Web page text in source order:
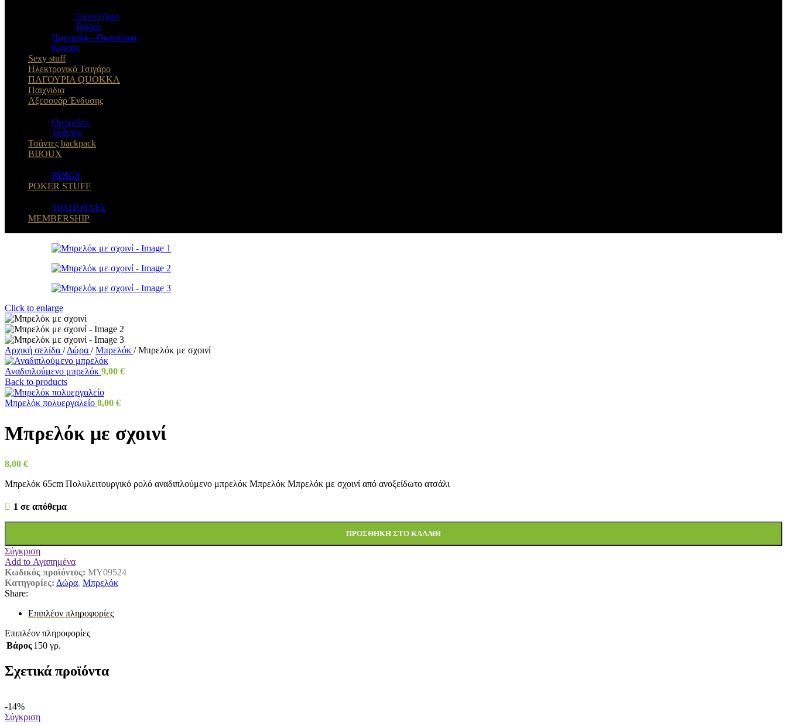
Ξυπνητήρια
Τοίχου
Πορτατίφ – Φωτιστικά
Κουπες
Sexy stuff
Ηλεκτρονικό Τσιγάρο
ΠΑΓΟΥΡΙΑ QUOKKA
Παιχνιδια
Αξεσουάρ Ένδυσης
Oμπρελες
Τσάντες
Τσάντες backpack
BIJOUX
RINGS
POKER STUFF
ΤΡΑΠΟΥΛΕΣ
MEMBERSHIP
Click to enlarge
Αρχική σελίδα / Δώρα / Μπρελόκ / Μπρελόκ με σχοινί
Αναδιπλούμενο μπρελόκ 9,00 €
Back to products
Μπρελόκ πολυεργαλείο 8,00 €
Μπρελόκ με σχοινί
8,00 €
Μπρελόκ 65cm Πολυλειτουργικό ρολό αναδιπλούμενο μπρελόκ Μπρελόκ Μπρελόκ με σχοινί από ανοξείδωτο ατσάλι
1 σε απόθεμα
ΠΡΟΣΘΉΚΗ ΣΤΟ ΚΑΛΆΘΙ
Σύγκριση
Add to Αγαπημένα
Κωδικός προϊόντος: MY09524
Κατηγορίες: Δώρα, Μπρελόκ
Share:
Επιπλέον πληροφορίες
Επιπλέον πληροφορίες
Βάρος150 γρ.
Σχετικά προϊόντα
-14%
Σύγκριση